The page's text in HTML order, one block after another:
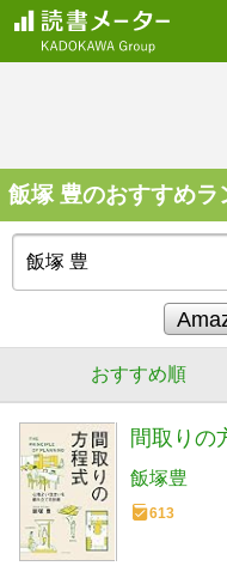
飯塚 豊のおすすめラ
おすすめ順
間取りの
飯塚豊
613